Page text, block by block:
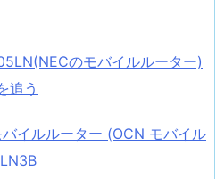
のモバイルルーター)
追う
イルルーター (OCN モバイル